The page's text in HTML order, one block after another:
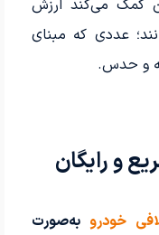
کمک می‌کند ارزش
عددی که مبنای
و حدس.
و رایگان
خودروبه‌صورت